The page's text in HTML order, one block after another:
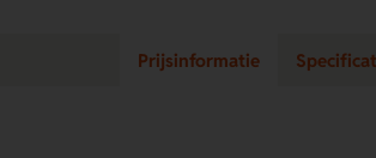
Prijsinformatie